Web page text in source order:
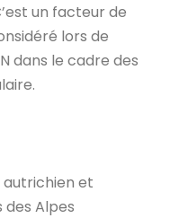
un facteur de
lors de
dans le cadre des
autrichien et
Alpes